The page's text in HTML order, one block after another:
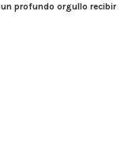
profundo orgullo recibir